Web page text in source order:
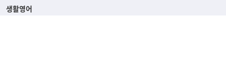
에듀브리지